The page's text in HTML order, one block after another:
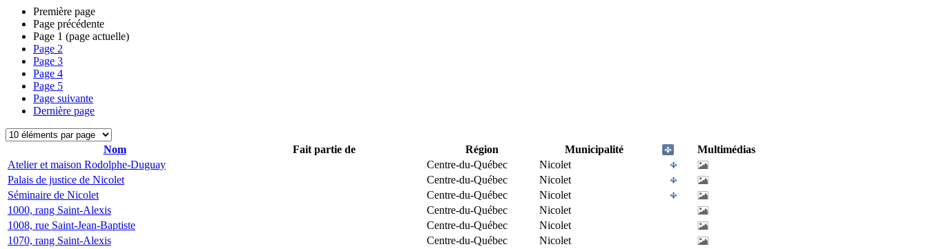
Première page
Page précédente
Page 1 (page actuelle)
Page 2
Page 3
Page 4
Page 5
Page suivante
Dernière page
Nom Fait partie de Région Municipalité
Multimédias
Atelier et maison Rodolphe-Duguay
Centre-du-Québec
Nicolet
Palais de justice de Nicolet
Centre-du-Québec
Nicolet
Séminaire de Nicolet
Centre-du-Québec
Nicolet
1000, rang Saint-Alexis
Centre-du-Québec
Nicolet
1008, rue Saint-Jean-Baptiste
Centre-du-Québec
Nicolet
1070, rang Saint-Alexis
Centre-du-Québec
Nicolet